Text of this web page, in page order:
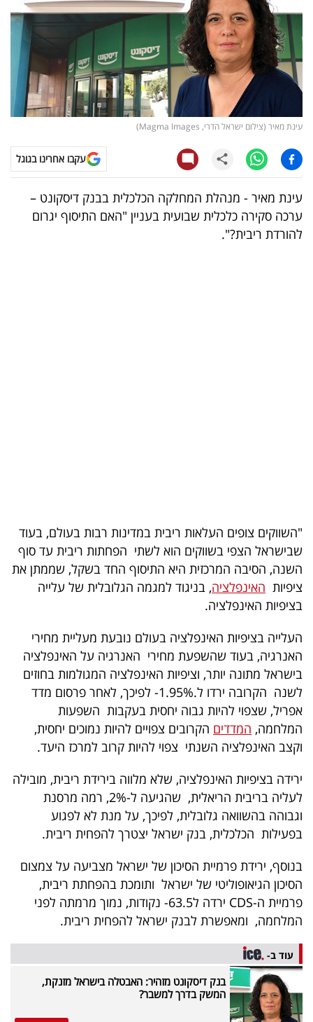
דעות
רכילות
עסקית
קריפטו
טלוויזיה
עסקי
ספורט
TOP-
5
המילון
הכלכלי
פודקאסט
40
UNDER
40
שיתופי
פעולה
דרושים
ניוזלטרים
מייל
אדום
עינת מאיר (צילום ישראל הדרי, Magma Images)
עקבו אחרינו בגוגל
עינת מאיר - מנהלת המחלקה הכלכלית בבנק דיסקונט –
ערכה סקירה כלכלית שבועית בעניין "האם התיסוף יגרום
להורדת ריבית?".
"השווקים צופים העלאות ריבית במדינות רבות בעולם, בעוד
שבישראל הצפי בשווקים הוא לשתי הפחתות ריבית עד סוף
השנה, הסיבה המרכזית היא התיסוף החד בשקל, שממתן את
ציפיות האינפלציה, בניגוד למגמה הגלובלית של עלייה
בציפיות האינפלציה.
העלייה בציפיות האינפלציה בעולם נובעת מעליית מחירי
האנרגיה, בעוד שהשפעת מחירי האנרגיה על האינפלציה
בישראל מתונה יותר, וציפיות האינפלציה המגולמות בחוזים
לשנה הקרובה ירדו ל.1.95%- לפיכך, לאחר פרסום מדד
אפריל, שצפוי להיות גבוה יחסית בעקבות השפעות
המלחמה, המדדים הקרובים צפויים להיות נמוכים יחסית,
וקצב האינפלציה השנתי צפוי להיות קרוב למרכז היעד.
ירידה בציפיות האינפלציה, שלא מלווה בירידת ריבית, מובילה
לעליה בריבית הריאלית, שהגיעה ל-2%, רמה מרסנת
וגבוהה בהשוואה גלובלית, לפיכך, על מנת לא לפגוע
בפעילות הכלכלית, בנק ישראל יצטרך להפחית ריבית.
בנוסף, ירידת פרמיית הסיכון של ישראל מצביעה על צמצום
הסיכון הגיאופוליטי של ישראל ותומכת בהפחתת ריבית,
פרמיית ה-CDS ירדה ל63.5- נקודות, נמוך מרמתה לפני
המלחמה, ומאפשרת לבנק ישראל להפחית ריבית.
עוד ב-
בנק דיסקונט מזהיר: האבטלה בישראל מזנקת,
המשק בדרך למשבר?